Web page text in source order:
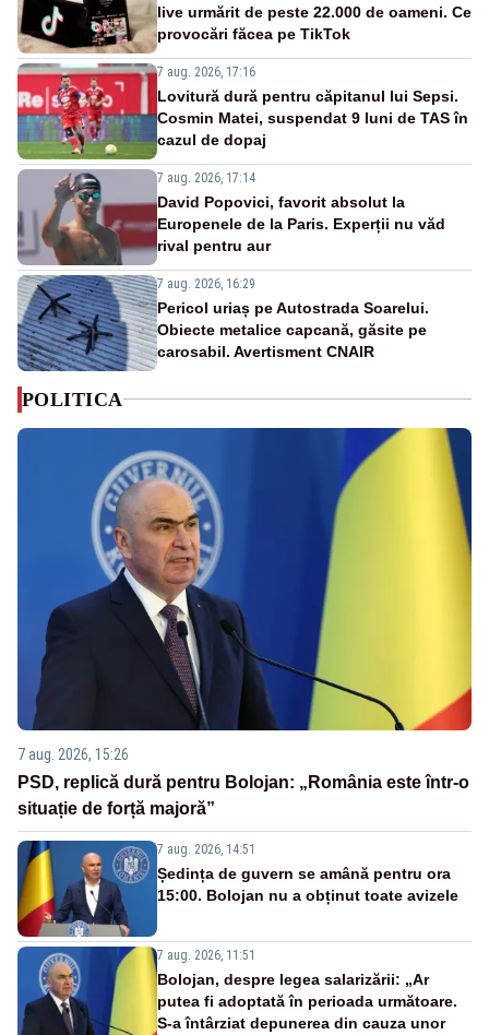
live urmărit de peste 22.000 de oameni. Ce
provocări făcea pe TikTok
7 aug. 2026, 17:16
Lovitură dură pentru căpitanul lui Sepsi.
Cosmin Matei, suspendat 9 luni de TAS în
cazul de dopaj
7 aug. 2026, 17:14
David Popovici, favorit absolut la
Europenele de la Paris. Experții nu văd
rival pentru aur
7 aug. 2026, 16:29
Pericol uriaș pe Autostrada Soarelui.
Obiecte metalice capcană, găsite pe
carosabil. Avertisment CNAIR
POLITICA
7 aug. 2026, 15:26
PSD, replică dură pentru Bolojan: „România este într-o
situație de forță majoră”
7 aug. 2026, 14:51
Ședința de guvern se amână pentru ora
15:00. Bolojan nu a obținut toate avizele
7 aug. 2026, 11:51
Bolojan, despre legea salarizării: „Ar
putea fi adoptată în perioada următoare.
S-a întârziat depunerea din cauza unor